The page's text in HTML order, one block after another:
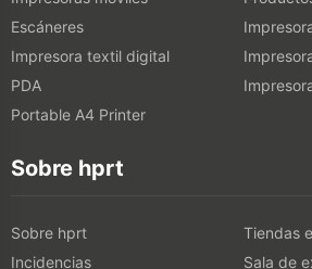
Escáneres
Impresora textil digital
PDA
Portable A4 Printer
Sobre hprt
Sobre hprt
Tiendas
Incidencias
Sala de